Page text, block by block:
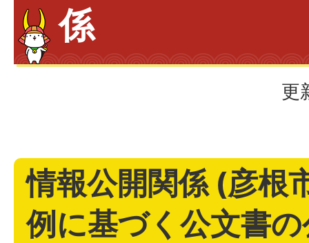
係
更
情報公開関係 (彦根
例に基づく公文書